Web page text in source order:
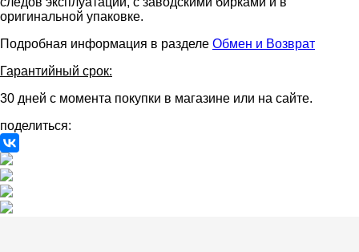
оригинальной упаковке.
Подробная информация в разделе Обмен и Возврат
Гарантийный срок:
30 дней с момента покупки в магазине или на сайте.
поделиться: